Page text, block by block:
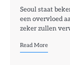
Seoul staat
een overvloed
zeker zullen
Read More